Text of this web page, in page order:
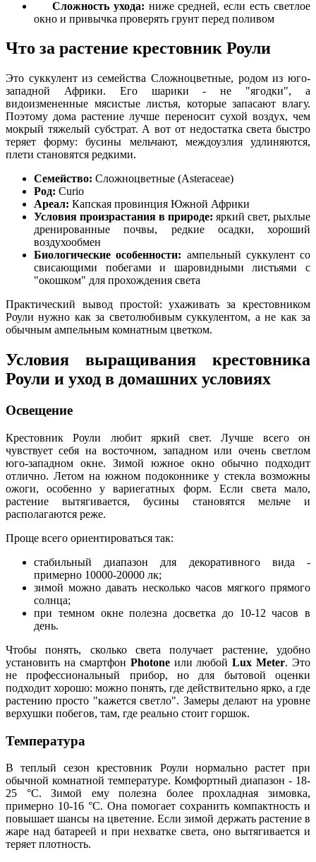
Сложность ухода: ниже средней, если есть светлое
окно и привычка проверять грунт перед поливом
Что за растение крестовник Роули
Это суккулент из семейства Сложноцветные, родом из юго-
западной Африки. Его шарики - не "ягодки", а
видоизмененные мясистые листья, которые запасают влагу.
Поэтому дома растение лучше переносит сухой воздух, чем
мокрый тяжелый субстрат. А вот от недостатка света быстро
теряет форму: бусины мельчают, междоузлия удлиняются,
плети становятся редкими.
Семейство: Сложноцветные (Asteraceae)
Род: Curio
Ареал: Капская провинция Южной Африки
Условия произрастания в природе: яркий свет, рыхлые
дренированные почвы, редкие осадки, хороший
воздухообмен
Биологические особенности: ампельный суккулент со
свисающими побегами и шаровидными листьями с
"окошком" для прохождения света
Практический вывод простой: ухаживать за крестовником
Роули нужно как за светолюбивым суккулентом, а не как за
обычным ампельным комнатным цветком.
Условия выращивания крестовника
Роули и уход в домашних условиях
Освещение
Крестовник Роули любит яркий свет. Лучше всего он
чувствует себя на восточном, западном или очень светлом
юго-западном окне. Зимой южное окно обычно подходит
отлично. Летом на южном подоконнике у стекла возможны
ожоги, особенно у вариегатных форм. Если света мало,
растение вытягивается, бусины становятся мельче и
располагаются реже.
Проще всего ориентироваться так:
стабильный диапазон для декоративного вида -
примерно 10000-20000 лк;
зимой можно давать несколько часов мягкого прямого
солнца;
при темном окне полезна досветка до 10-12 часов в
день.
Чтобы понять, сколько света получает растение, удобно
установить на смартфон Photoneили любойLux Meter. Это
не профессиональный прибор, но для бытовой оценки
подходит хорошо: можно понять, где действительно ярко, а где
растению просто "кажется светло". Замеры делают на уровне
верхушки побегов, там, где реально стоит горшок.
Температура
В теплый сезон крестовник Роули нормально растет при
обычной комнатной температуре. Комфортный диапазон - 18-
25 °C. Зимой ему полезна более прохладная зимовка,
примерно 10-16 °C. Она помогает сохранить компактность и
повышает шансы на цветение. Если зимой держать растение в
жаре над батареей и при нехватке света, оно вытягивается и
теряет плотность.